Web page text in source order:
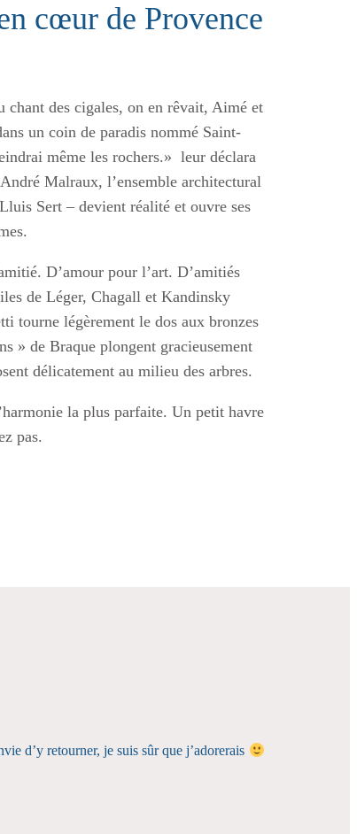
cœur de Provence
chant des cigales, on en rêvait, Aimé et
un coin de paradis nommé Saint-
même les rochers.» leur déclara
Malraux, l’ensemble architectural
Sert – devient réalité et ouvre ses
D’amour pour l’art. D’amitiés
de Léger, Chagall et Kandinsky
tourne légèrement le dos aux bronzes
» de Braque plongent gracieusement
délicatement au milieu des arbres.
la plus parfaite. Un petit havre
pas.
d’y retourner, je suis sûr que j’adorerais